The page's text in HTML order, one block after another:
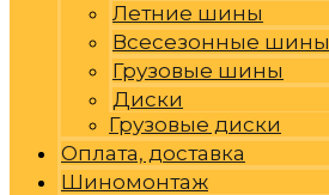
Летние шины
Всесезонные шины
Грузовые шины
Диски
Грузовые диски
Оплата, доставка
Шиномонтаж